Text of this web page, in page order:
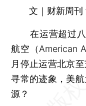
文｜财新周刊
在运营超过八
航空（American
月停止运营北京
寻常的迹象，美
源？